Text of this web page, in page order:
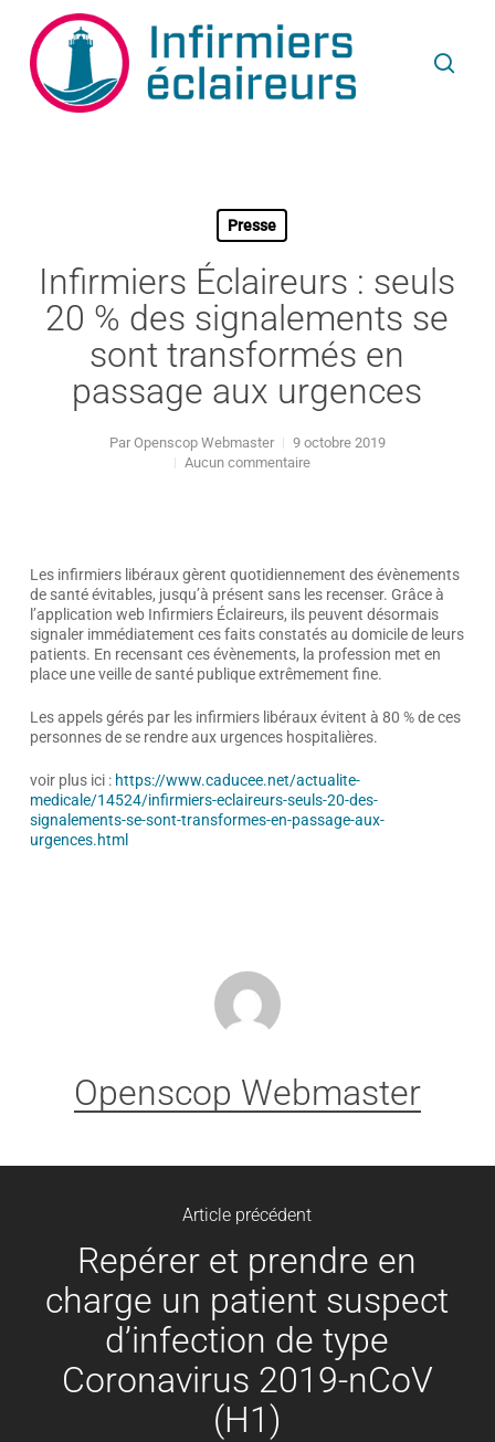
Panneau de gestion des cookies
contenu
principal
Presse
Infirmiers Éclaireurs : seuls
20 % des signalements se
sont transformés en
passage aux urgences
Par Openscop Webmaster
9 octobre 2019
Aucun commentaire
Les infirmiers libéraux gèrent quotidiennement des évènements
de santé évitables, jusqu’à présent sans les recenser. Grâce à
l’application web Infirmiers Éclaireurs, ils peuvent désormais
signaler immédiatement ces faits constatés au domicile de leurs
patients. En recensant ces évènements, la profession met en
place une veille de santé publique extrêmement fine.
Les appels gérés par les infirmiers libéraux évitent à 80 % de ces
personnes de se rendre aux urgences hospitalières.
voir plus ici : https://www.caducee.net/actualite-
medicale/14524/infirmiers-eclaireurs-seuls-20-des-
signalements-se-sont-transformes-en-passage-aux-
urgences.html
Openscop Webmaster
Article précédent
Repérer et prendre en
charge un patient suspect
d’infection de type
Coronavirus 2019-nCoV
(H1)